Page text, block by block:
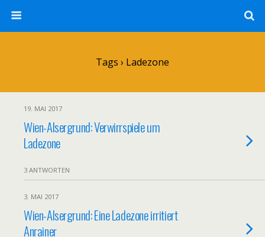
Tags › Ladezone
19. MAI 2017
Wien-Alsergrund: Verwirrspiele um
Ladezone
3 ANTWORTEN
3. MAI 2017
Wien-Alsergrund: Eine Ladezone irritiert
Anrainer